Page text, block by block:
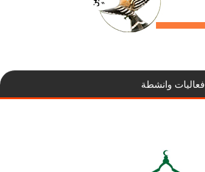
فعاليات وانشطة